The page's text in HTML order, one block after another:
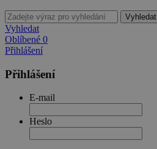
Vyhledat
Vyhledat
Oblíbené 0
Přihlášení
Přihlášení
E-mail
Heslo